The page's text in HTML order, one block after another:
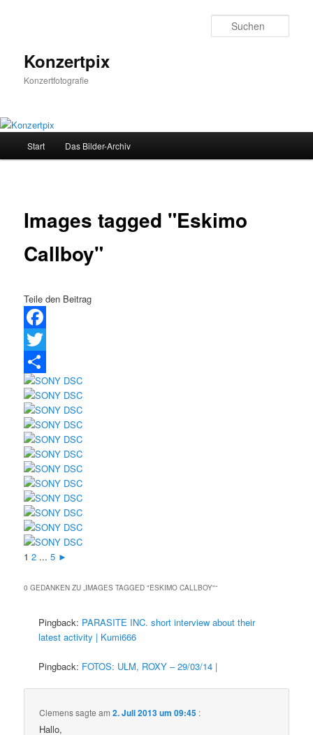
Konzertpix
Konzertfotografie
Start Das Bilder-Archiv
Images tagged "Eskimo
Callboy"
Teile den Beitrag
Facebook
Twitter
Teilen
1 2 ... 5 ►
0 GEDANKEN ZU „ IMAGES TAGGED "ESKIMO CALLBOY"“
Pingback: PARASITE INC. short interview about their
latest activity | Kumi666
Pingback: FOTOS: ULM, ROXY – 29/03/14 |
Clemenssagte am2. Juli 2013 um 09:45 :
Hallo,